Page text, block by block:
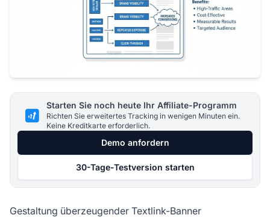
Starten Sie noch heute Ihr Affiliate-Programm
Richten Sie erweitertes Tracking in wenigen Minuten ein.
Keine Kreditkarte erforderlich.
Demo anfordern
30-Tage-Testversion starten
Gestaltung überzeugender Textlink-Banner